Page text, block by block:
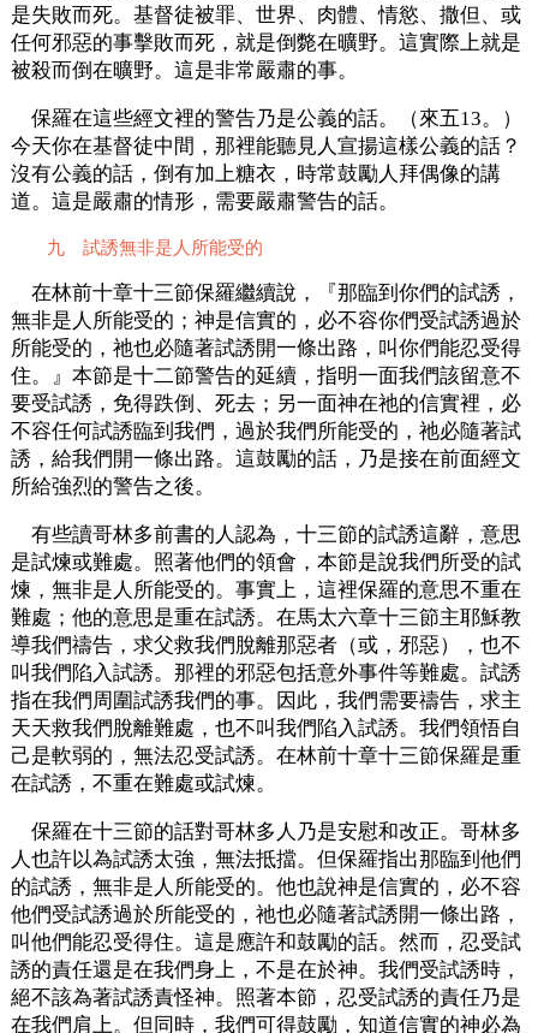
是失敗而死。基督徒被罪、世界、肉體、情慾、撒但、或
任何邪惡的事擊敗而死，就是倒斃在曠野。這實際上就是
被殺而倒在曠野。這是非常嚴肅的事。
保羅在這些經文裡的警告乃是公義的話。（來五13。）
今天你在基督徒中間，那裡能聽見人宣揚這樣公義的話？
沒有公義的話，倒有加上糖衣，時常鼓勵人拜偶像的講
道。這是嚴肅的情形，需要嚴肅警告的話。
九 試誘無非是人所能受的
在林前十章十三節保羅繼續說，『那臨到你們的試誘，
無非是人所能受的；神是信實的，必不容你們受試誘過於
所能受的，祂也必隨著試誘開一條出路，叫你們能忍受得
住。』本節是十二節警告的延續，指明一面我們該留意不
要受試誘，免得跌倒、死去；另一面神在祂的信實裡，必
不容任何試誘臨到我們，過於我們所能受的，祂必隨著試
誘，給我們開一條出路。這鼓勵的話，乃是接在前面經文
所給強烈的警告之後。
有些讀哥林多前書的人認為，十三節的試誘這辭，意思
是試煉或難處。照著他們的領會，本節是說我們所受的試
煉，無非是人所能受的。事實上，這裡保羅的意思不重在
難處；他的意思是重在試誘。在馬太六章十三節主耶穌教
導我們禱告，求父救我們脫離那惡者（或，邪惡），也不
叫我們陷入試誘。那裡的邪惡包括意外事件等難處。試誘
指在我們周圍試誘我們的事。因此，我們需要禱告，求主
天天救我們脫離難處，也不叫我們陷入試誘。我們領悟自
己是軟弱的，無法忍受試誘。在林前十章十三節保羅是重
在試誘，不重在難處或試煉。
保羅在十三節的話對哥林多人乃是安慰和改正。哥林多
人也許以為試誘太強，無法抵擋。但保羅指出那臨到他們
的試誘，無非是人所能受的。他也說神是信實的，必不容
他們受試誘過於所能受的，祂也必隨著試誘開一條出路，
叫他們能忍受得住。這是應許和鼓勵的話。然而，忍受試
誘的責任還是在我們身上，不是在於神。我們受試誘時，
絕不該為著試誘責怪神。照著本節，忍受試誘的責任乃是
在我們肩上。但同時，我們可得鼓勵，知道信實的神必為